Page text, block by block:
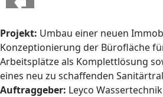
Projekt: Umbau einer neuen
Konzeptionierung der Bürofläche
Arbeitsplätze als Komplettlösung
eines neu zu schaffenden
Auftraggeber: Leyco